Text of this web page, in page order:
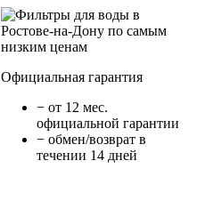
Официальная гарантия
− от 12 мес.
официальной гарантии
− обмен/возврат в
течении 14 дней